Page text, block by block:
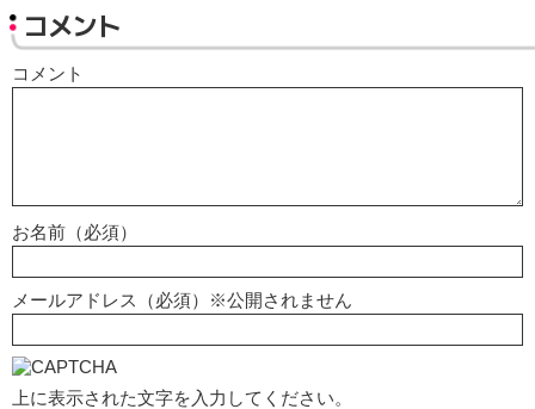
コメント
コメント
お名前（必須）
メールアドレス（必須）※公開されません
上に表示された文字を入力してください。